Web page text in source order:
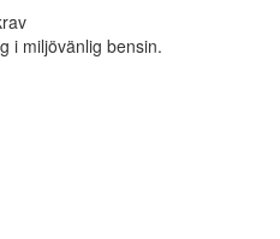
i miljövänlig bensin.